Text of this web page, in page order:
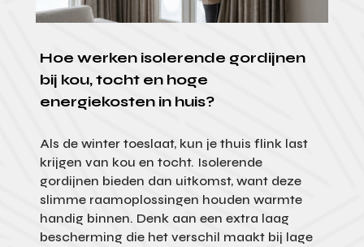
Hoe werken isolerende gordijnen
bij kou, tocht en hoge
energiekosten in huis?
Als de winter toeslaat, kun je thuis flink last
krijgen van kou en tocht. Isolerende
gordijnen bieden dan uitkomst, want deze
slimme raamoplossingen houden warmte
handig binnen. Denk aan een extra laag
bescherming die het verschil maakt bij lage